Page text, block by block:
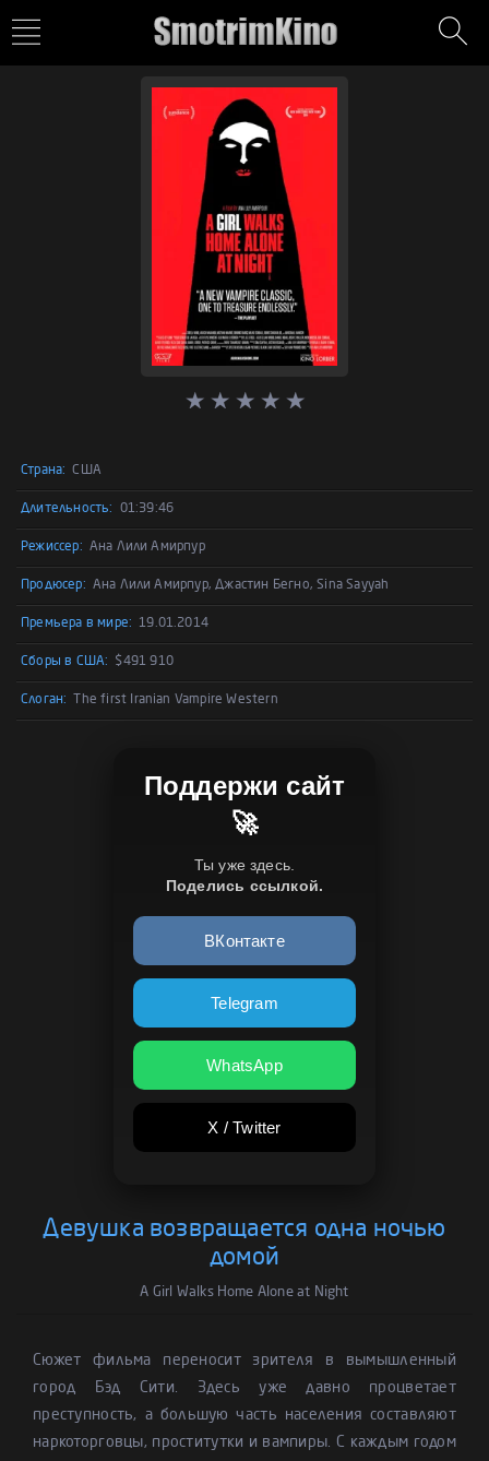
Страна: США
Длительность: 01:39:46
Режиссер: Ана Лили Амирпур
Продюсер: Ана Лили Амирпур, Джастин Бегно, Sina Sayyah
Премьера в мире: 19.01.2014
Сборы в США: $491 910
Слоган: The first Iranian Vampire Western
Поддержи сайт
🚀
Ты уже здесь.
Поделись ссылкой.
ВКонтакте
Telegram
WhatsApp
X / Twitter
Девушка возвращается одна ночью
домой
A Girl Walks Home Alone at Night
Сюжет фильма переносит зрителя в вымышленный
город Бэд Сити. Здесь уже давно процветает
преступность, а большую часть населения составляют
наркоторговцы, проститутки и вампиры. С каждым годом